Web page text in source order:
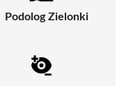
Podolog Zielonki